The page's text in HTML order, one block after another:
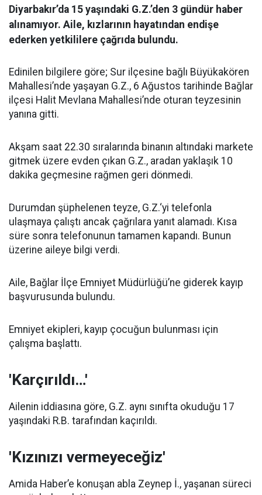
Diyarbakır’da 15 yaşındaki G.Z.’den 3 gündür haber
alınamıyor. Aile, kızlarının hayatından endişe
ederken yetkililere çağrıda bulundu.
Edinilen bilgilere göre; Sur ilçesine bağlı Büyükakören
Mahallesi’nde yaşayan G.Z., 6 Ağustos tarihinde Bağlar
ilçesi Halit Mevlana Mahallesi’nde oturan teyzesinin
yanına gitti.
Akşam saat 22.30 sıralarında binanın altındaki markete
gitmek üzere evden çıkan G.Z., aradan yaklaşık 10
dakika geçmesine rağmen geri dönmedi.
Durumdan şüphelenen teyze, G.Z.‘yi telefonla
ulaşmaya çalıştı ancak çağrılara yanıt alamadı. Kısa
süre sonra telefonunun tamamen kapandı. Bunun
üzerine aileye bilgi verdi.
Aile, Bağlar İlçe Emniyet Müdürlüğü’ne giderek kayıp
başvurusunda bulundu.
Emniyet ekipleri, kayıp çocuğun bulunması için
çalışma başlattı.
'Karçırıldı…'
Ailenin iddiasına göre, G.Z. aynı sınıfta okuduğu 17
yaşındaki R.B. tarafından kaçırıldı.
'Kızınızı vermeyeceğiz'
Amida Haber’e konuşan abla Zeynep İ., yaşanan süreci